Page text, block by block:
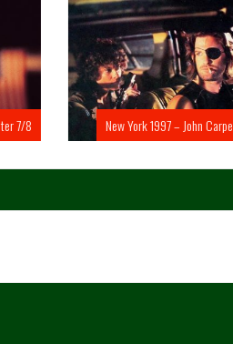
New York 1997 – John Carpenter 6/8